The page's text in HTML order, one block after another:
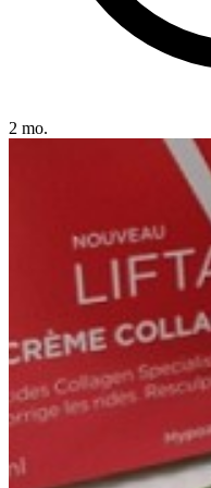
2 mo.